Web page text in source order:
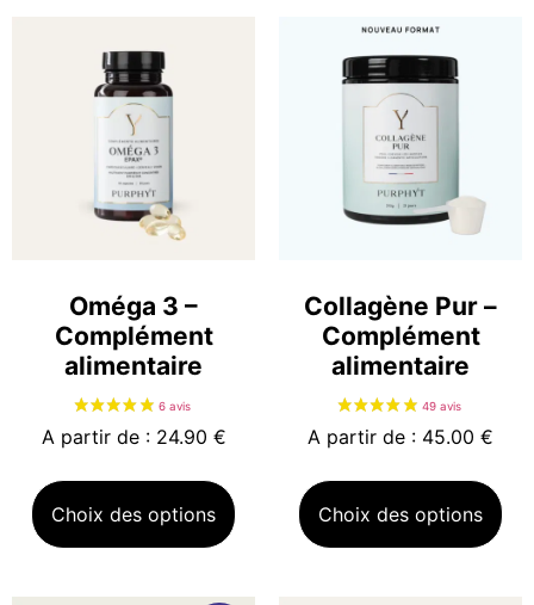
Oméga 3 –
Complément
alimentaire
A partir de : 24.90 €
Choix des options
Collagène Pur –
Complément
alimentaire
A partir de : 45.00 €
Choix des options